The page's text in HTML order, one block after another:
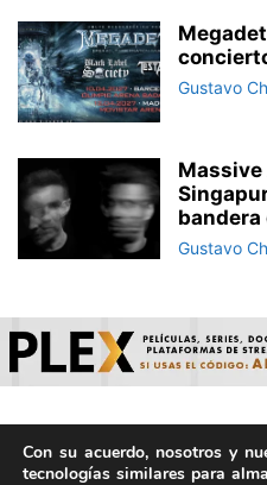
Gustavo
bandera
Gustavo
© ArepaVolatil.Com 2021-
Con su acuerdo, nosotros y
tecnologías similares para